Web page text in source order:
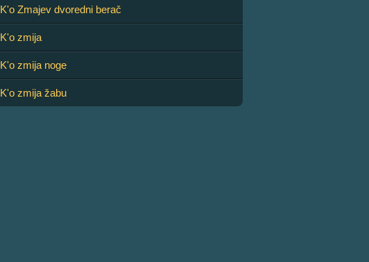
K'o Zmajev dvoredni berač
K'o zmija
K'o zmija noge
K'o zmija žabu